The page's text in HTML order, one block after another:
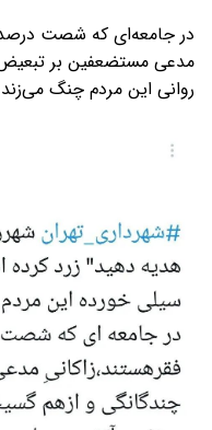
در جامعه‌ای که شصت درصد
مدعی مستضعفین بر
روانی این مردم چنگ